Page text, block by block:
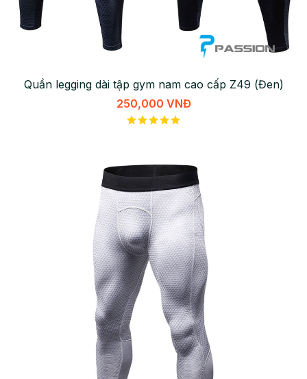
Quần legging dài tập gym nam cao cấp Z49 (Đen)
250,000 VNĐ